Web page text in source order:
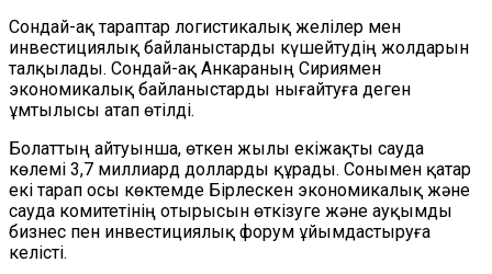
Сондай-ақ тараптар логистикалық желілер мен
инвестициялық байланыстарды күшейтудің жолдарын
талқылады. Сондай-ақ Анкараның Сириямен
экономикалық байланыстарды нығайтуға деген
ұмтылысы атап өтілді.
Болаттың айтуынша, өткен жылы екіжақты сауда
көлемі 3,7 миллиард долларды құрады. Сонымен қатар
екі тарап осы көктемде Бірлескен экономикалық және
сауда комитетінің отырысын өткізуге және ауқымды
бизнес пен инвестициялық форум ұйымдастыруға
келісті.